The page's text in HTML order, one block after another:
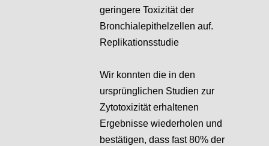
geringere Toxizität der
Bronchialepithelzellen auf.
Replikationsstudie
Wir konnten die in den
ursprünglichen Studien zur
Zytotoxizität erhaltenen
Ergebnisse wiederholen und
bestätigen, dass fast 80% der